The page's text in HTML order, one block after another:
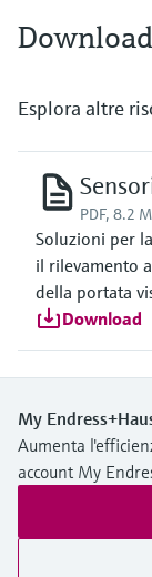
Download
Esplora altre
PDF, 8.2
Soluzioni per
il rilevamento
della portata
Download
My
Aumenta
account My